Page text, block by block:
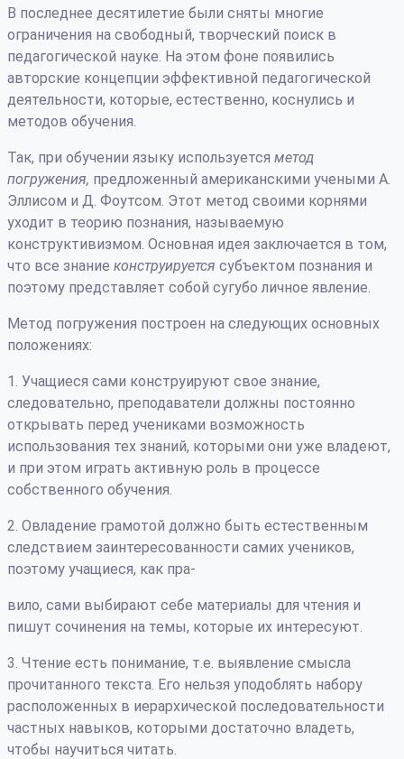
В последнее десятилетие были сняты многие
ограничения на свободный, творческий поиск в
педагогической науке. На этом фоне появились
авторские концепции эффективной педагогической
деятельности, которые, естественно, коснулись и
методов обучения.
Так, при обучении языку используется метод
погружения, предложенный американскими учеными А.
Эллисом и Д. Фоутсом. Этот метод своими корнями
уходит в теорию познания, называемую
конструктивизмом. Основная идея заключается в том,
что все знание конструируется субъектом познания и
поэтому представляет собой сугубо личное явление.
Метод погружения построен на следующих основных
положениях:
1. Учащиеся сами конструируют свое знание,
следовательно, преподаватели должны постоянно
открывать перед учениками возможность
использования тех знаний, которыми они уже владеют,
и при этом играть активную роль в процессе
собственного обучения.
2. Овладение грамотой должно быть естественным
следствием заинтересованности самих учеников,
поэтому учащиеся, как пра-
вило, сами выбирают себе материалы для чтения и
пишут сочинения на темы, которые их интересуют.
3. Чтение есть понимание, т.е. выявление смысла
прочитанного текста. Его нельзя уподоблять набору
расположенных в иерархической последовательности
частных навыков, которыми достаточно владеть,
чтобы научиться читать.